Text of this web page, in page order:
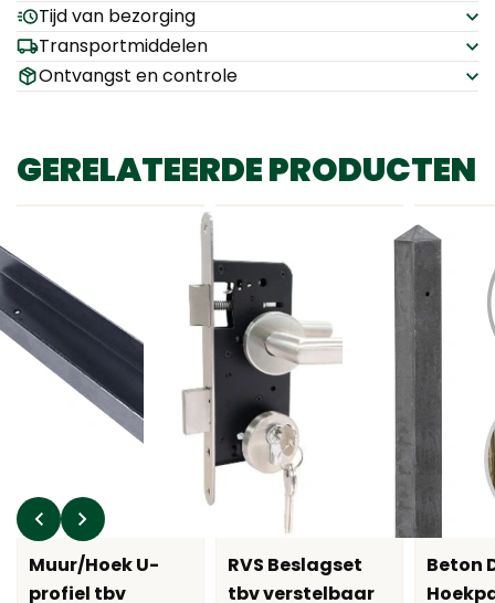
Tijd van bezorging
Transportmiddelen
Ontvangst en controle
GERELATEERDE PRODUCTEN
Muur/Hoek U-
profiel tbv
RVS Beslagset
tbv verstelbaar
Beton